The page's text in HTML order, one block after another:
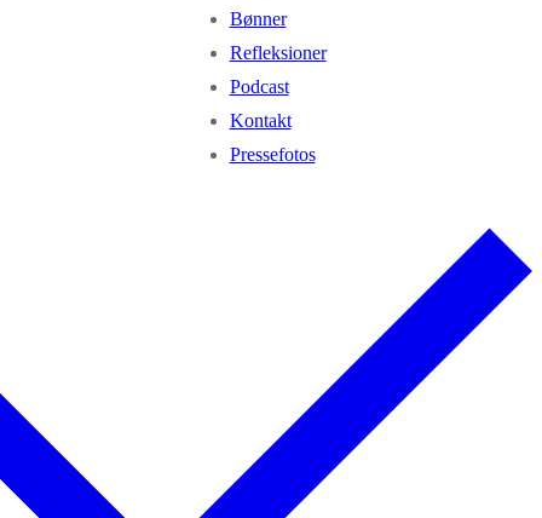
Bønner
Refleksioner
Podcast
Kontakt
Pressefotos